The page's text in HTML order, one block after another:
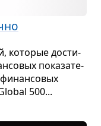
кото­рые дости­
пока­за­те­
500...